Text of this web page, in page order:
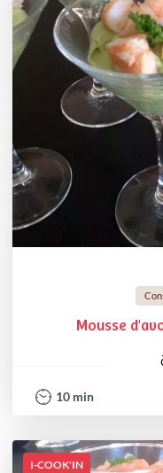
Mousse
10 min
I-COOK'IN